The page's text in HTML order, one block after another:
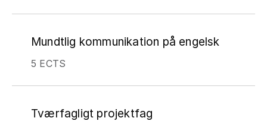
Mundtlig kommunikation på engelsk
5 ECTS
Tværfagligt projektfag